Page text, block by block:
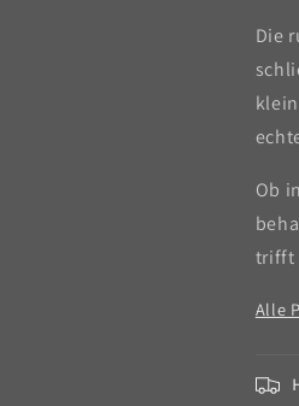
Die
Ob
trifft
Alle